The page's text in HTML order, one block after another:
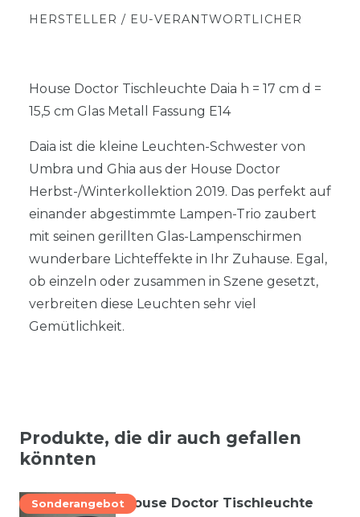
HERSTELLER / EU-VERANTWORTLICHER
House Doctor Tischleuchte Daia h = 17 cm d =
15,5 cm Glas Metall Fassung E14
Daia ist die kleine Leuchten-Schwester von
Umbra und Ghia aus der House Doctor
Herbst-/Winterkollektion 2019. Das perfekt auf
einander abgestimmte Lampen-Trio zaubert
mit seinen gerillten Glas-Lampenschirmen
wunderbare Lichteffekte in Ihr Zuhause. Egal,
ob einzeln oder zusammen in Szene gesetzt,
verbreiten diese Leuchten sehr viel
Gemütlichkeit.
Produkte, die dir auch gefallen
könnten
SonderangebotHouse Doctor Tischleuchte